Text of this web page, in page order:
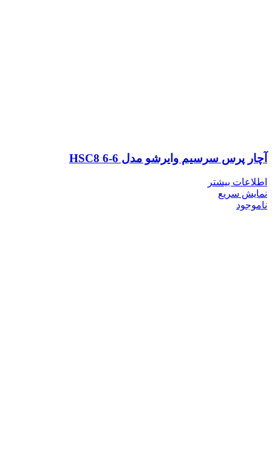
آچار پرس سرسیم وایرشو مدل HSC8 6-6
اطلاعات بیشتر
نمایش سریع
ناموجود